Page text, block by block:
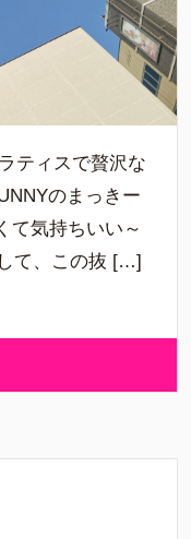
ティスで贅沢な
のまっきー
気持ちいい～
て、この抜 […]